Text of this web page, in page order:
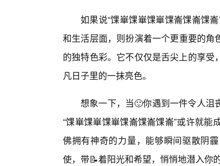
如果说“馃崋馃崋馃崋馃崙馃崙馃
和生活层面，则扮演着一个更重要的
的独特色彩。它不仅仅是舌尖上的享
凡日子里的一抹亮色。
想象一下，当🙂你遇到一件令人沮
“馃崋馃崋馃崋馃崙馃崙馃崙”或许就
佛拥有神奇的力量，能够瞬间驱散阴
使，带📝着阳光和希望，悄悄地潜入你